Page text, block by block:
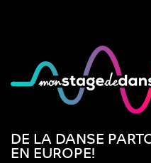
DE LA DANSE
EN EUROPE!